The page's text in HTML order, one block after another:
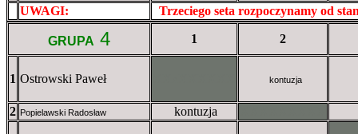
UWAGI:
Trzeciego seta rozpoczynamy od
GRUPA 4 1 2
1 Ostrowski Paweł kontuzja
2 Popielawski Radosław kontuzja